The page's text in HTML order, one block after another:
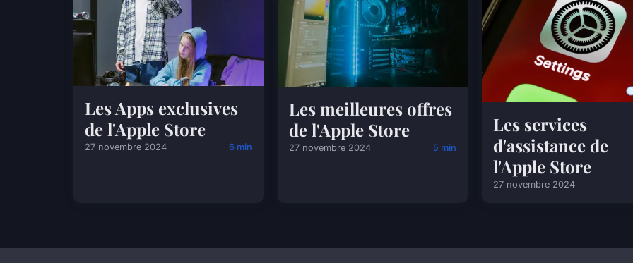
Les Apps exclusives
de l'Apple Store
27 novembre 2024 6 min
Les meilleures offres
de l'Apple Store
27 novembre 2024 5 min
Les services
d'assistance de
l'Apple Store
27 novembre 2024